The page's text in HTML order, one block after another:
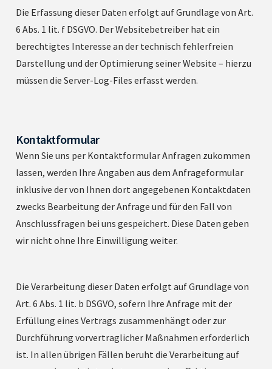
Die Erfassung dieser Daten erfolgt auf Grundlage von Art.
6 Abs. 1 lit. f DSGVO. Der Websitebetreiber hat ein
berechtigtes Interesse an der technisch fehlerfreien
Darstellung und der Optimierung seiner Website – hierzu
müssen die Server-Log-Files erfasst werden.
Kontaktformular
Wenn Sie uns per Kontaktformular Anfragen zukommen
lassen, werden Ihre Angaben aus dem Anfrageformular
inklusive der von Ihnen dort angegebenen Kontaktdaten
zwecks Bearbeitung der Anfrage und für den Fall von
Anschlussfragen bei uns gespeichert. Diese Daten geben
wir nicht ohne Ihre Einwilligung weiter.
Die Verarbeitung dieser Daten erfolgt auf Grundlage von
Art. 6 Abs. 1 lit. b DSGVO, sofern Ihre Anfrage mit der
Erfüllung eines Vertrags zusammenhängt oder zur
Durchführung vorvertraglicher Maßnahmen erforderlich
ist. In allen übrigen Fällen beruht die Verarbeitung auf